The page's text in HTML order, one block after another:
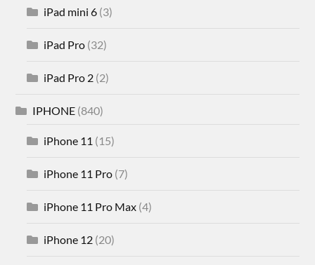
iPad mini 6 (3)
iPad Pro (32)
iPad Pro 2 (2)
IPHONE (840)
iPhone 11 (15)
iPhone 11 Pro (7)
iPhone 11 Pro Max (4)
iPhone 12 (20)